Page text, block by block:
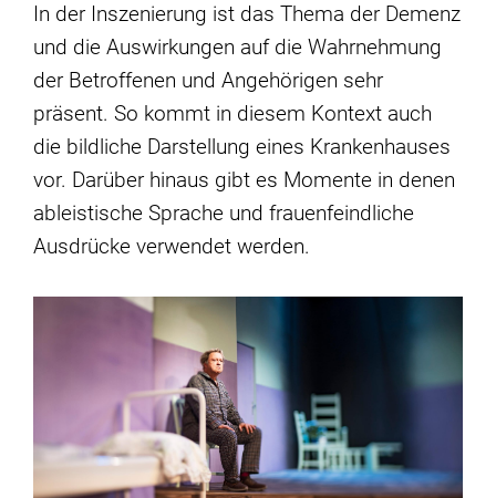
In der Inszenierung ist das Thema der Demenz
und die Auswirkungen auf die Wahrnehmung
der Betroffenen und Angehörigen sehr
präsent. So kommt in diesem Kontext auch
die bildliche Darstellung eines Krankenhauses
vor. Darüber hinaus gibt es Momente in denen
ableistische Sprache und frauenfeindliche
Ausdrücke verwendet werden.